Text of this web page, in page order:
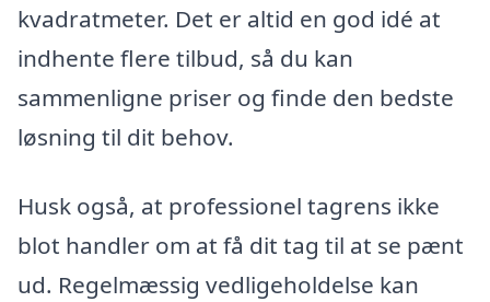
kvadratmeter. Det er altid en god idé at
indhente flere tilbud, så du kan
sammenligne priser og finde den bedste
løsning til dit behov.
Husk også, at professionel tagrens ikke
blot handler om at få dit tag til at se pænt
ud. Regelmæssig vedligeholdelse kan